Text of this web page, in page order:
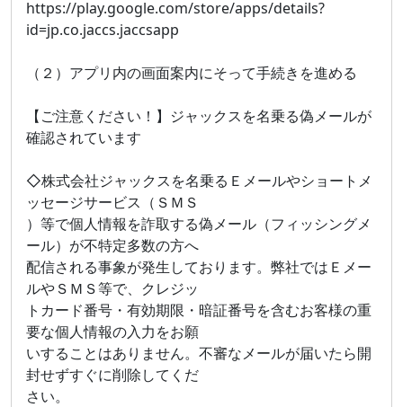
https://play.google.com/store/apps/details?
id=jp.co.jaccs.jaccsapp
（２）アプリ内の画面案内にそって手続きを進める
【ご注意ください！】ジャックスを名乗る偽メールが
確認されています
◇株式会社ジャックスを名乗るＥメールやショートメ
ッセージサービス（ＳＭＳ
）等で個人情報を詐取する偽メール（フィッシングメ
ール）が不特定多数の方へ
配信される事象が発生しております。弊社ではＥメー
ルやＳＭＳ等で、クレジッ
トカード番号・有効期限・暗証番号を含むお客様の重
要な個人情報の入力をお願
いすることはありません。不審なメールが届いたら開
封せずすぐに削除してくだ
さい。